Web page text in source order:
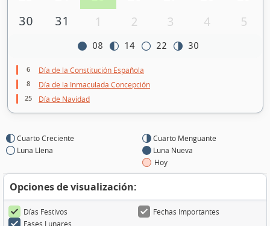
30
31 1 2 3 4 5
08 14 22 30
6 Día de la Constitución Española
8 Día de la Inmaculada Concepción
25 Día de Navidad
Cuarto Creciente
Luna Llena
Cuarto Menguante
Luna Nueva
Hoy
Opciones de visualización:
Días Festivos
Fechas Importantes
Fases Lunares